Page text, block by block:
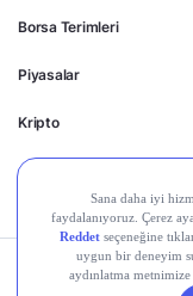
Borsa Terimleri
Piyasalar
Kripto
Ayrıcalıklar
Kişisel Verilerin